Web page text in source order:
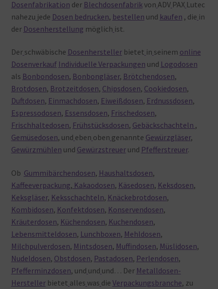
Dosenfabrikation der Blechdosenfabrikvon ADV PAX Lutec
nahezu jede Dosen bedrucken, bestellen und kaufen , die in
der Dosenherstellung möglich ist.
Der schwäbische Dosenherstellerbietet in seinem online
Dosenverkauf Individuelle Verpackungen und Logodosen
als Bonbondosen, Bonbongläser, Brötchendosen,
Brotdosen, Brotzeitdosen, Chipsdosen, Cookiedosen,
Duftdosen, Einmachdosen, Eiweißdosen, Erdnussdosen,
Espressodosen, Essensdosen, Frischedosen,
Frischhaltedosen, Frühstücksdosen, Gebäckschachteln ,
Gemüsedosen, und eben oben genannte Gewürzgläser,
Gewürzmühlen und Gewürzstreuerund Pfefferstreuer.
Ob Gummibärchendosen, Haushaltsdosen,
Kaffeeverpackung, Kakaodosen, Käsedosen, Keksdosen,
Keksgläser, Keksschachteln, Knäckebrotdosen,
Kombidosen, Konfektdosen, Konservendosen,
Kräuterdosen, Küchendosen, Kuchendosen,
Lebensmitteldosen, Lunchboxen, Mehldosen,
Milchpulverdosen, Mintsdosen, Muffindosen, Müslidosen,
Nudeldosen, Obstdosen, Pastadosen, Perlendosen,
Pfefferminzdosen, und und und… Der Metalldosen-
Herstellerbietet alles was die Verpackungsbranche, zu